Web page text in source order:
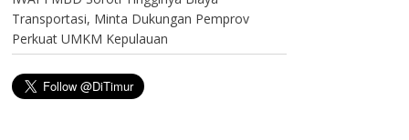
Transportasi, Minta Dukungan Pemprov
Perkuat UMKM Kepulauan